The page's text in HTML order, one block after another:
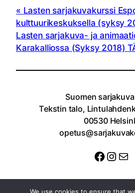
Lasten sarjakuvakurssi
kulttuurikeskuksella (syksy
Lasten sarjakuva- ja
Karakalliossa (Syksy 2018)
Suomen
Tekstin talo,
00530